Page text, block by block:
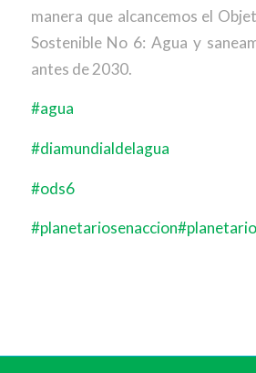
manera que alcancemos el
Sostenible No 6: Agua y
antes de 2030.
#agua
#diamundialdelagua
#ods6